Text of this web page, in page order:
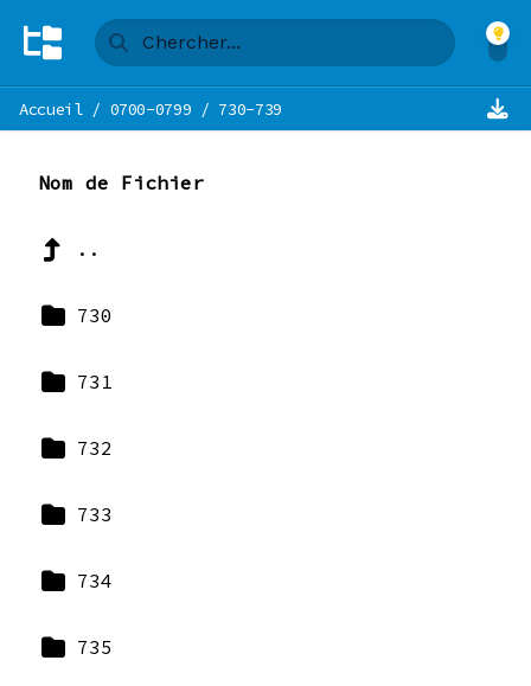
Accueil/ 0700-0799 / 730-739
Nom de Fichier
..
730
731
732
733
734
735